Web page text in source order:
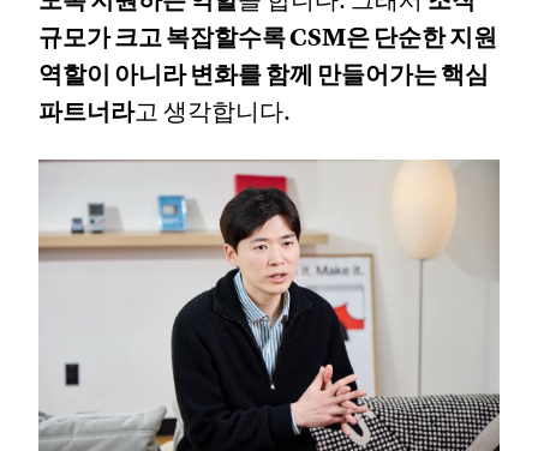
규모가 크고 복잡할수록 CSM은 단순한 지원
역할이 아니라 변화를 함께 만들어가는 핵심
파트너라고 생각합니다.